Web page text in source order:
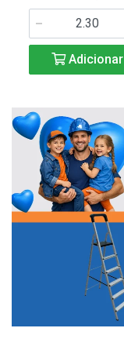
Adicionar